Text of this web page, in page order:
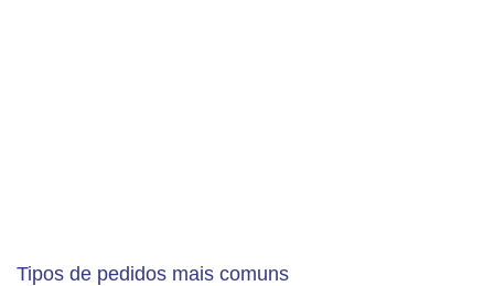
Tipos de pedidos mais comuns